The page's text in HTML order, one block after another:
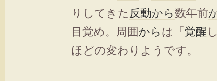
りしてきた 反動から数年前
目覚め。周囲からは「 覚醒
ほどの変わりようです。